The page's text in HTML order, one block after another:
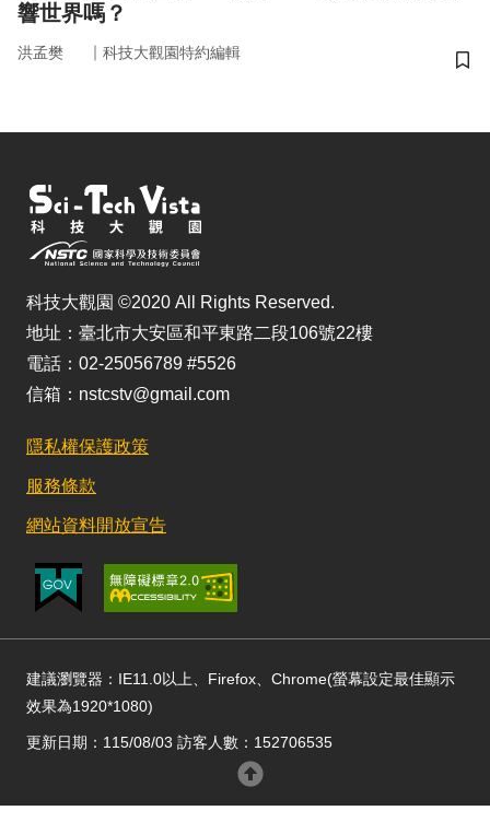
響世界嗎？
洪孟樊 ｜ 科技大觀園特約編輯
儲
科技大觀園 ©2020 All Rights Reserved.
地址：臺北市大安區和平東路二段106號22樓
電話：02-25056789 #5526
信箱：nstcstv@gmail.com
隱私權保護政策
服務條款
網站資料開放宣告
建議瀏覽器：IE11.0以上、Firefox、Chrome(螢幕設定最佳顯示
效果為1920*1080)
更新日期：115/08/03 訪客人數：152706535
回頂部